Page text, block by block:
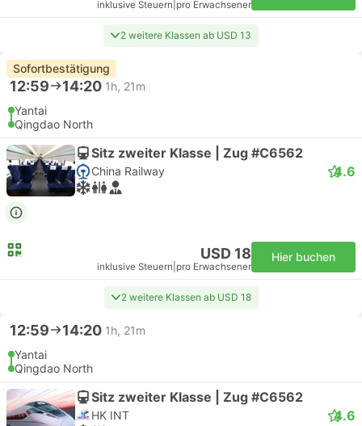
inklusive Steuern pro Erwachsener
2 weitere Klassen ab USD 13
Sofortbestätigung
12:59 14:20 1h, 21m
Yantai
Qingdao North
Sitz zweiter Klasse | Zug #C6562
China Railway 4.6
USD 18
inklusive Steuern pro Erwachsener
Hier buchen
2 weitere Klassen ab USD 18
12:59 14:20 1h, 21m
Yantai
Qingdao North
Sitz zweiter Klasse | Zug #C6562
HK INT 4.6